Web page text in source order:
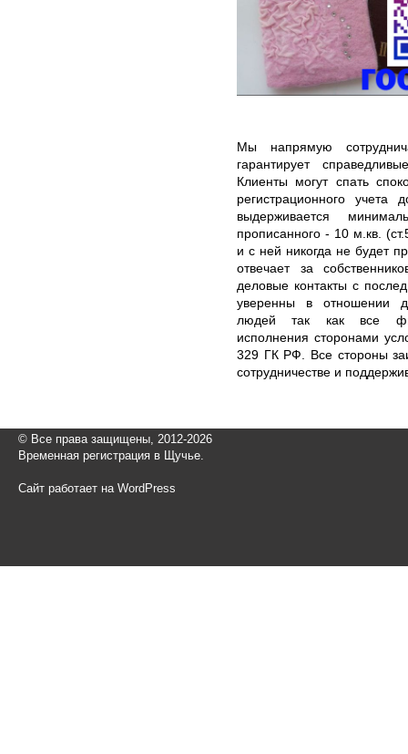
Мы напрямую
гарантирует
Клиенты могут спать
регистрационного учета
выдерживается
прописанного - 10 м.кв.
и с ней никогда не будет
отвечает за
деловые контакты с
уверенны в отношении
людей так как все
исполнения сторонами
329 ГК РФ. Все стороны
сотрудничестве и
© Все права защищены, 2012-2026
Временная регистрация в Щучье.
Сайт работает на WordPress